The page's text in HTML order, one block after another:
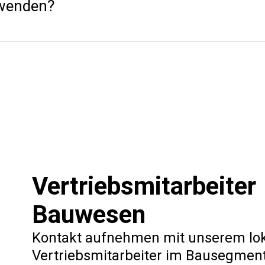
gewährleistet die erforderliche Sichtweite entlang
Berechnete Sichtlinien werden
Vertriebsmitarbeiter
Bauwesen
Kontakt aufnehmen mit unserem
Vertriebsmitarbeiter im